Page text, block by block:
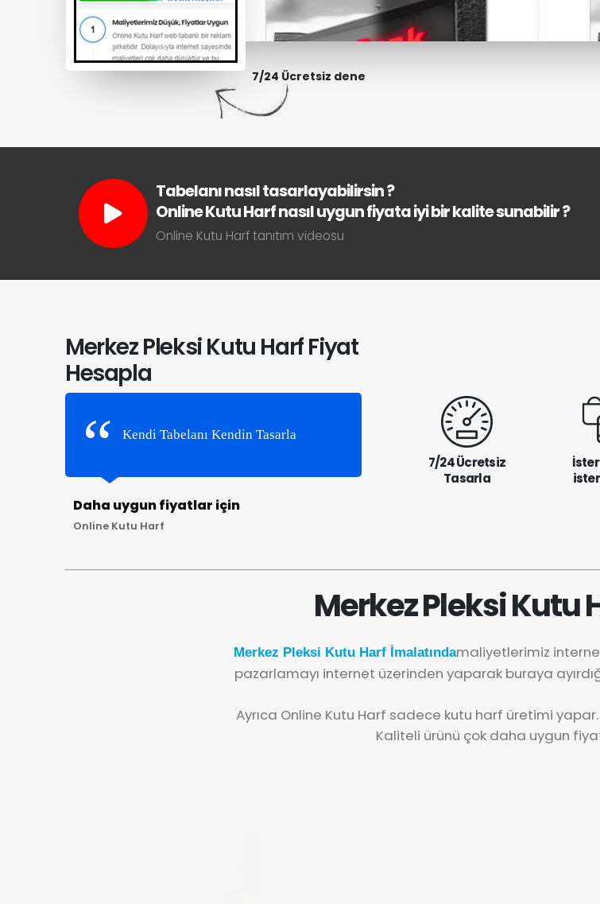
7/24 Ücretsiz dene
Tabelanı nasıl tasarlayabilirsin ?
Online Kutu Harf nasıl uygun fiyata iyi bir kalite sunabilir ?
Online Kutu Harf tanıtım videosu
Merkez Pleksi Kutu Harf Fiyat
Hesapla
Kendi Tabelanı Kendin Tasarla
Daha uygun fiyatlar için
Online Kutu Harf
7/24 Ücretsiz
Tasarla
Merkez Pleksi Kutu
Merkez Pleksi Kutu Harf İmalatındamaliyetlerimiz
pazarlamayı internet üzerinden yaparak buraya
Ayrıca Online Kutu Harf sadece kutu harf üretimi
Kaliteli ürünü çok daha uygun